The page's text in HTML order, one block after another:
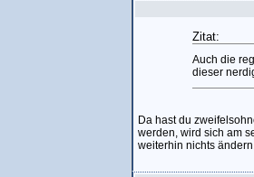
Zitat:
Auch die
dieser
Da hast du
werden, wird sich am
weiterhin nichts